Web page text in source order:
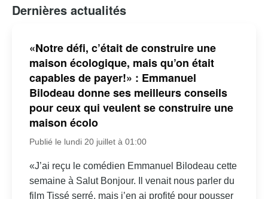
Dernières actualités
«Notre défi, c’était de construire une
maison écologique, mais qu’on était
capables de payer!» : Emmanuel
Bilodeau donne ses meilleurs conseils
pour ceux qui veulent se construire une
maison écolo
Publié le lundi 20 juillet à 01:00
«J’ai reçu le comédien Emmanuel Bilodeau cette
semaine à Salut Bonjour. Il venait nous parler du
film Tissé serré, mais j’en ai profité pour pousser